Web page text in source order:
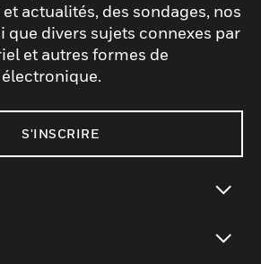
actualités, des sondages, nos
que divers sujets connexes par
et autres formes de
S'INSCRIRE